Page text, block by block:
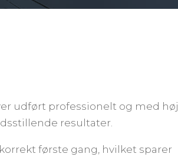
udført professionelt og med høj
resultater.
første gang, hvilket sparer